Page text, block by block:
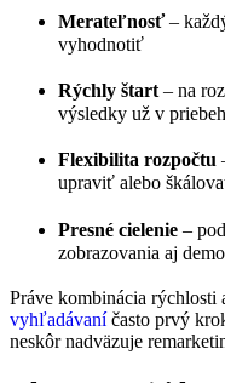
Merateľnosť–
vyhodnotiť
Rýchly štart – na
výsledky už v
Flexibilita rozpočtu
upraviť alebo
Presné cielenie –
zobrazovania aj
Práve kombinácia rýchlosti
vyhľadávaníčasto prvý
neskôr nadväzuje